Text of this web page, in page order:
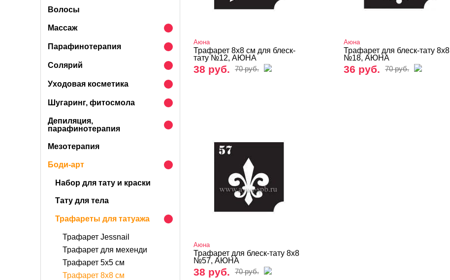
Волосы
Массаж
Парафинотерапия
Солярий
Уходовая косметика
Шугаринг, фитосмола
Депиляция,
парафинотерапия
Мезотерапия
Боди-арт
Набор для тату и краски
Тату для тела
Трафареты для татуажа
Трафарет Jessnail
Трафарет для мехенди
Трафарет 5х5 см
Трафарет 8х8 см
Аюна
Трафарет 8х8 см для блеск-
тату №12, АЮНА
38 руб. 70 руб.
Аюна
Трафарет для блеск-тату 8х8
№18, АЮНА
36 руб. 70 руб.
Аюна
Трафарет для блеск-тату 8х8
№57, АЮНА
38 руб. 70 руб.